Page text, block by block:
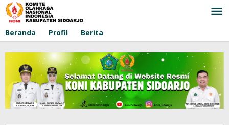
Lewati
ke
Beranda Profil Berita